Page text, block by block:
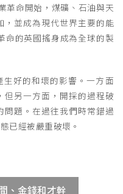
革命開始，煤礦、石油與天
，並成為現代世界主要的能
命的英國搖身成為全球的製
好的和壞的影響。一方面
另一方面，開採的過程破
題。在過往我們時常錯過
已經被嚴重破壞。
、金錢和才幹